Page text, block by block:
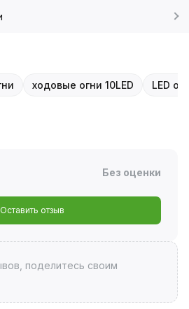
ходовые огни 10LED LED
Без оценки
Оставить отзыв
поделитесь своим